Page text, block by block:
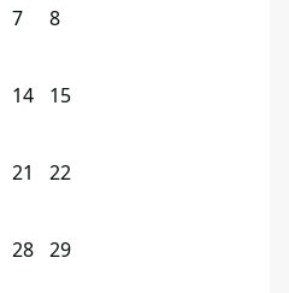
7 8
14 15
21 22
28 29